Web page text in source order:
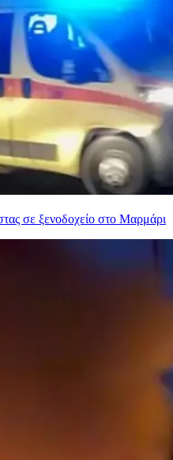
σε ξενοδοχείο στο Μαρμάρι